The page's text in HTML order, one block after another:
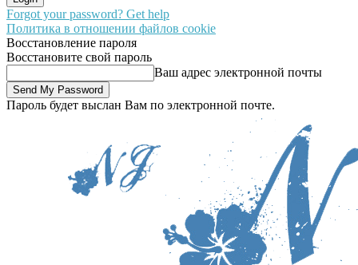
Forgot your password? Get help
Политика в отношении файлов cookie
Восстановление пароля
Восстановите свой пароль
Ваш адрес электронной почты
Пароль будет выслан Вам по электронной почте.